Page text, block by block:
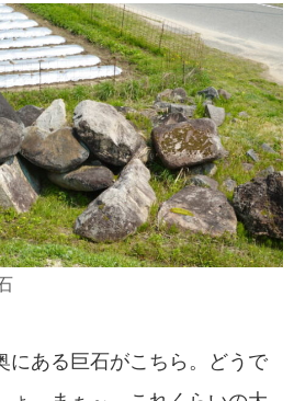
にある巨石がこちら。どうで